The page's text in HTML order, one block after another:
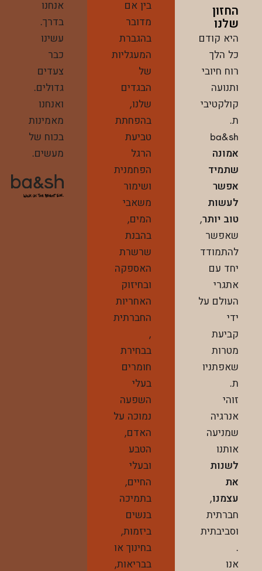
אנחנו
בדרך.
עשינו
כבר
צעדים
גדולים.
ואנחנו
מאמינות
בכוח של
מעשים.
בין אם
מדובר
בהגברת
המעגליות
של
הבגדים
שלנו,
בהפחתת
טביעת
הרגל
הפחמנית
ושימור
משאבי
המים,
בהבנת
שרשרת
האספקה
ובחיזוק
האחריות
החברתית
,
בבחירת
חומרים
בעלי
השפעה
נמוכה על
האדם,
הטבע
ובעלי
החיים,
בתמיכה
בנשים
ביזמות,
בחינוך או
בבריאות,
החזון
שלנו
היא קודם
כל הלך
רוח חיובי
ותנועה
קולקטיבי
ת.
ba&sh
אמונה
שתמיד
אפשר
לעשות
טוב יותר,
שאפשר
להתמודד
יחד עם
אתגרי
העולם על
ידי
קביעת
מטרות
שאפתניו
ת.
זוהי
אנרגיה
שמניעה
אותנו
לשנות
את
עצמנו,
חברתית
וסביבתית
.
אנו